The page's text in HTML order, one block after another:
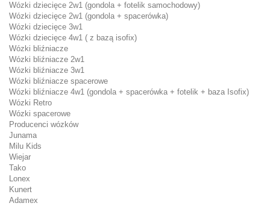
Wózki dziecięce 2w1 (gondola + fotelik samochodowy)
Wózki dziecięce 2w1 (gondola + spacerówka)
Wózki dziecięce 3w1
Wózki dziecięce 4w1 ( z bazą isofix)
Wózki bliźniacze
Wózki bliźniacze 2w1
Wózki bliźniacze 3w1
Wózki bliźniacze spacerowe
Wózki bliźniacze 4w1 (gondola + spacerówka + fotelik + baza Isofix)
Wózki Retro
Wózki spacerowe
Producenci wózków
Junama
Milu Kids
Wiejar
Tako
Lonex
Kunert
Adamex